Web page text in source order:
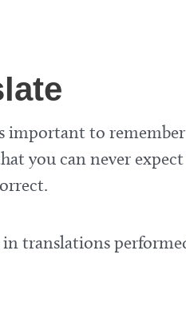
important to
you can never
translations